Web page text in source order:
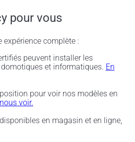
pour vous
complète :
peuvent installer les
et informatiques. En
pour voir nos modèles en
voir.
en magasin et en ligne,